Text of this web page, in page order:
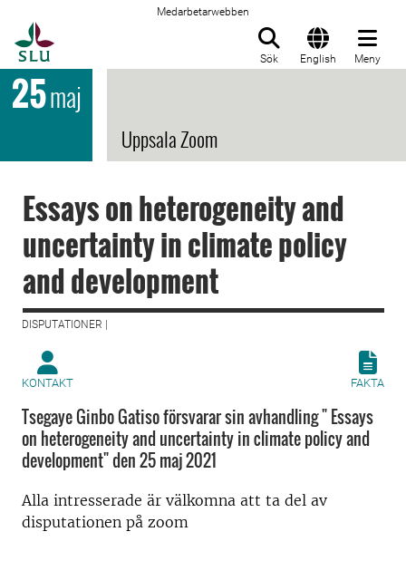
Medarbetarwebben
Sök English Meny
25maj
Uppsala Zoom
Essays on heterogeneity and
uncertainty in climate policy
and development
DISPUTATIONER |
KONTAKT FAKTA
Tsegaye Ginbo Gatiso försvarar sin avhandling " Essays
on heterogeneity and uncertainty in climate policy and
development" den 25 maj 2021
Alla intresserade är välkomna att ta del av
disputationen på zoom